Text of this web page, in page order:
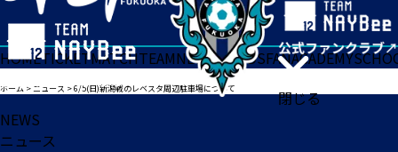
閉じる
HOMETICKETMATCHTEAMNEWSGOODSFANACADEMY
ホーム >ニュース >6/5(日)新潟戦のレベスタ周辺駐車場について
NEWS
ニュース